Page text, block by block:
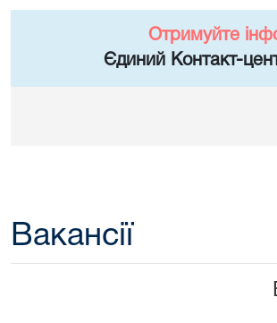
Отримуйте
Єдиний Контакт-
Вакансії